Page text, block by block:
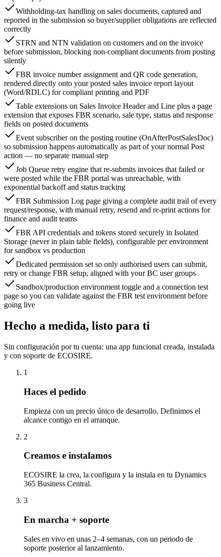
Withholding-tax handling on sales documents, captured and
reported in the submission so buyer/supplier obligations are reflected
correctly
STRN and NTN validation on customers and on the invoice
before submission, blocking non-compliant documents from posting
silently
FBR invoice number assignment and QR code generation,
rendered directly onto your posted sales invoice report layout
(Word/RDLC) for compliant printing and PDF
Table extensions on Sales Invoice Header and Line plus a page
extension that exposes FBR scenario, sale type, status and response
fields on posted documents
Event subscriber on the posting routine (OnAfterPostSalesDoc)
so submission happens automatically as part of your normal Post
action — no separate manual step
Job Queue retry engine that re-submits invoices that failed or
were posted while the FBR portal was unreachable, with
exponential backoff and status tracking
FBR Submission Log page giving a complete audit trail of every
request/response, with manual retry, resend and re-print actions for
finance and audit teams
FBR API credentials and tokens stored securely in Isolated
Storage (never in plain table fields), configurable per environment
for sandbox vs production
Dedicated permission set so only authorised users can submit,
retry or change FBR setup, aligned with your BC user groups
Sandbox/production environment toggle and a connection test
page so you can validate against the FBR test environment before
going live
Hecho a medida, listo para ti
Sin configuración por tu cuenta: una app funcional creada, instalada
y con soporte de ECOSIRE.
1
Haces el pedido
Empieza con un precio único de desarrollo. Definimos el
alcance contigo en el arranque.
2
Creamos e instalamos
ECOSIRE la crea, la configura y la instala en tu Dynamics
365 Business Central.
3
En marcha + soporte
Sales en vivo en unas 2–4 semanas, con un periodo de
soporte posterior al lanzamiento.